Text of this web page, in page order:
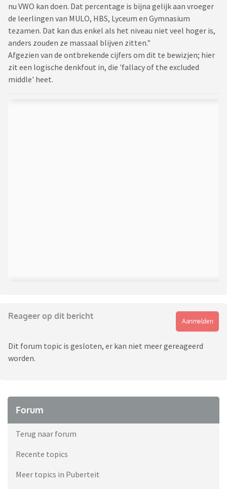
nu VWO kan doen. Dat percentage is bijna gelijk aan vroeger
de leerlingen van MULO, HBS, Lyceum en Gymnasium
tezamen. Dat kan dus enkel als het niveau niet veel hoger is,
anders zouden ze massaal blijven zitten."
Afgezien van de ontbrekende cijfers om dit te bewizjen; hier
zit een logische denkfout in, die 'fallacy of the excluded
middle' heet.
Reageer op dit bericht
Aanmelden
Dit forum topic is gesloten, er kan niet meer gereageerd
worden.
Forum
Terug naar forum
Recente topics
Meer topics in Puberteit